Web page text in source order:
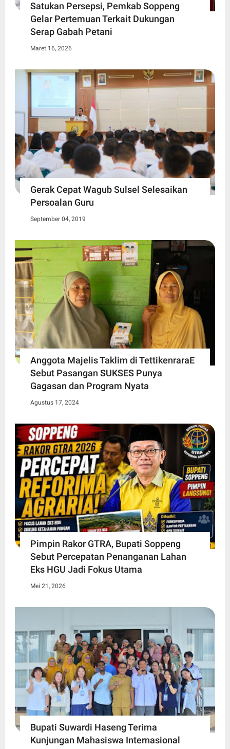
Satukan Persepsi, Pemkab Soppeng
Gelar Pertemuan Terkait Dukungan
Serap Gabah Petani
Maret 16, 2026
Gerak Cepat Wagub Sulsel Selesaikan
Persoalan Guru
September 04, 2019
Anggota Majelis Taklim di TettikenraraE
Sebut Pasangan SUKSES Punya
Gagasan dan Program Nyata
Agustus 17, 2024
Pimpin Rakor GTRA, Bupati Soppeng
Sebut Percepatan Penanganan Lahan
Eks HGU Jadi Fokus Utama
Mei 21, 2026
Bupati Suwardi Haseng Terima
Kunjungan Mahasiswa Internasional